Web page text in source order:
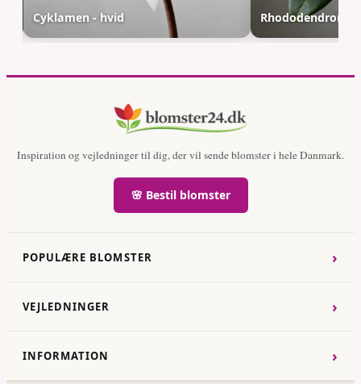
Cyklamen - hvid Rhododendron -
Inspiration og vejledninger til dig, der vil sende blomster i hele Danmark.
🌸 Bestil blomster
POPULÆRE BLOMSTER ›
VEJLEDNINGER ›
INFORMATION ›